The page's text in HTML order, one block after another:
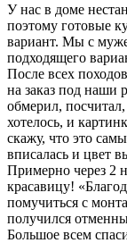
У нас в доме
поэтому готовые
вариант. Мы с
подходящего
После всех
на заказ под наши
обмерил,
хотелось, и
скажу, что это
вписалась и цвет
Примерно через 2
красавицу!
помучиться с
получился
Большое всем